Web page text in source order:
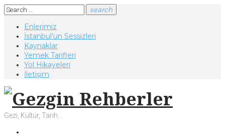
Skip
to
content
Search
for:
search
Enlerimiz
İstanbul’un Sessizleri
Kaynaklar
Yemek Tarifleri
Yol Hikayeleri
İletişim
Gezi, Kültür, Tarih…